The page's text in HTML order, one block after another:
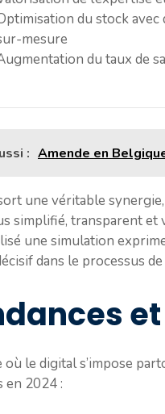
du stock avec
mesure
du taux de
: Amende en
une véritable
simplifié, transparent et
une simulation
dans le processus
où le digital s’impose
en 2024 :